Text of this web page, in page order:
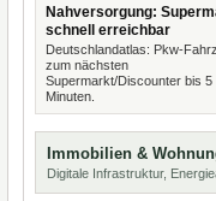
Nahversorgung:
schnell erreichbar
Deutschlandatlas: Pkw-
zum nächsten
Supermarkt/Discounter bis 5
Minuten.
Immobilien &
Digitale Infrastruktur,